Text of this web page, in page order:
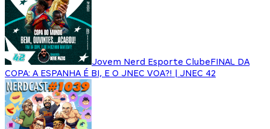
Jovem Nerd Esporte ClubeFINAL DA
COPA: A ESPANHA É BI, E O JNEC VOA?! | JNEC 42